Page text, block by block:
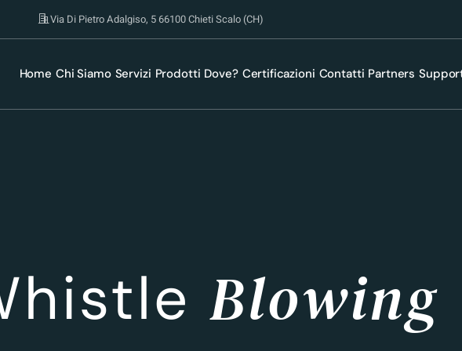
Via Di Pietro Adalgiso, 5 66100 Chieti Scalo (CH)
Home Chi Siamo Servizi Prodotti Dove? Certificazioni Contatti Partners
Blowing